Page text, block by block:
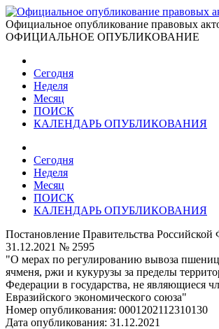
Официальное опубликование правовых
ОФИЦИАЛЬНОЕ ОПУБЛИКОВАНИЕ
Сегодня
Неделя
Месяц
ПОИСК
КАЛЕНДАРЬ ОПУБЛИКОВАНИЯ
Сегодня
Неделя
Месяц
ПОИСК
КАЛЕНДАРЬ ОПУБЛИКОВАНИЯ
Постановление Правительства Российской
31.12.2021 № 2595
"О мерах по регулированию вывоза
ячменя, ржи и кукурузы за пределы
Федерации в государства, не являющиеся
Евразийского экономического союза"
Номер опубликования: 0001202112310130
Дата опубликования: 31.12.2021